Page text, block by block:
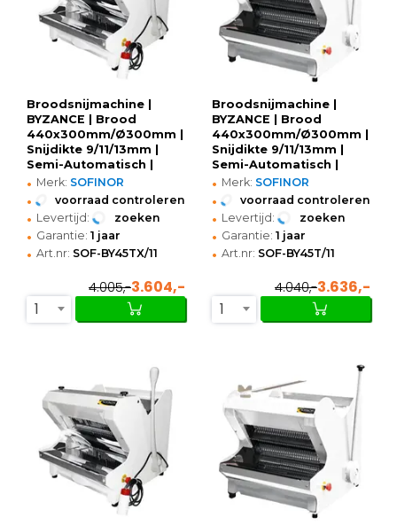
Broodsnijmachine |
BYZANCE | Brood
440x300mm/Ø300mm |
Snijdikte 9/11/13mm |
Semi-Automatisch |
0.49kW (400V) |
Optioneel Onderstel |
680x640x600/880(h)mm
• Merk: SOFINOR
• voorraad controleren
• Levertijd: zoeken
• Garantie: 1 jaar
• Art.nr: SOF-BY45TX/11
4.005,-3.604,-
1
Broodsnijmachine |
BYZANCE | Brood
440x300mm/Ø300mm |
Snijdikte 9/11/13mm |
Semi-Automatisch |
0.49kW (400V) |
Optioneel Onderstel |
680x645x720/850(h)mm
• Merk: SOFINOR
• voorraad controleren
• Levertijd: zoeken
• Garantie: 1 jaar
• Art.nr: SOF-BY45T/11
4.040,-3.636,-
1